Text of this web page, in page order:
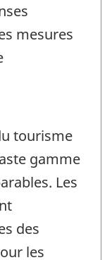
mesures
tourisme
gamme
Les
des
les